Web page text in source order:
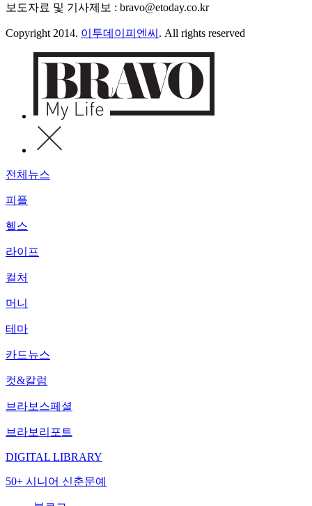
보도자료 및 기사제보 : bravo@etoday.co.kr
Copyright 2014. 이투데이피엔씨 . All rights reserved
전체뉴스
피플
헬스
라이프
컬처
머니
테마
카드뉴스
컷&칼럼
브라보스페셜
브라보리포트
DIGITAL LIBRARY
50+ 시니어 신춘문예